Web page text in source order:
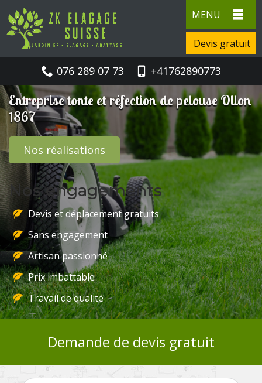
MENU
Devis gratuit
076 289 07 73 +41762890773
Entreprise tonte et réfection de pelouse Ollon
1867
Nos réalisations
Nos engagements
Devis et déplacement gratuits
Sans engagement
Artisan passionné
Prix imbattable
Travail de qualité
Demande de devis gratuit